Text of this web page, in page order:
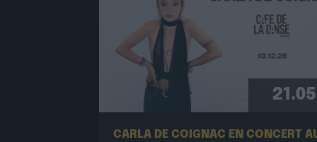
21.05
CARLA DE COIGNAC EN CONCERT